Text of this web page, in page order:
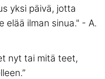
yksi päivä, jotta
elää ilman sinua." - A.
nyt tai mitä teet,